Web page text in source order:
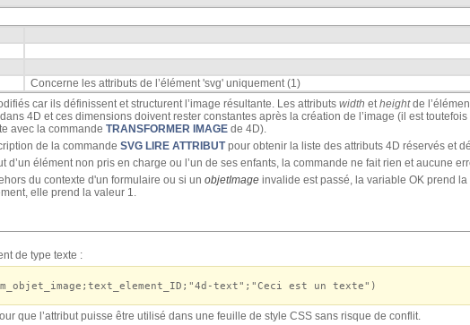
Concerne les attributs de l’élément 'svg' uniquement (1)
car ils définissent et structurent l’image résultante. Les attributs width etheightde
4D et ces dimensions doivent rester constantes après la création de l’image (il est
avec la commande TRANSFORMER IMAGE de 4D).
de la commande SVG LIRE ATTRIBUTpour obtenir la liste des attributs 4D réservés et
d’un élément non pris en charge ou l’un de ses enfants, la commande ne fait rien et aucune
du contexte d'un formulaire ou si un objetImage invalide est passé, la variable OK prend
elle prend la valeur 1.
de type texte :
text";"Ceci est un texte")
que l’attribut puisse être utilisé dans une feuille de style CSS sans risque de conflit.